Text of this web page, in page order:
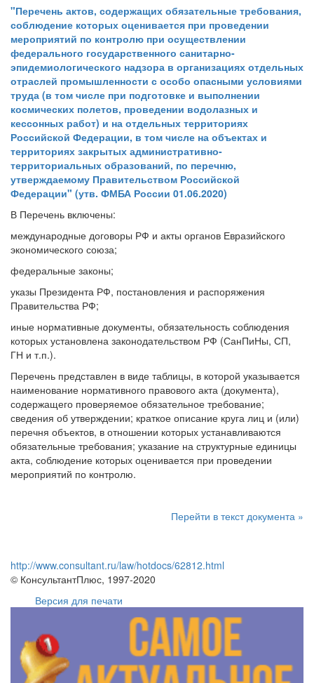
"Перечень актов, содержащих обязательные требования,
соблюдение которых оценивается при проведении
мероприятий по контролю при осуществлении
федерального государственного санитарно-
эпидемиологического надзора в организациях отдельных
отраслей промышленности с особо опасными условиями
труда (в том числе при подготовке и выполнении
космических полетов, проведении водолазных и
кессонных работ) и на отдельных территориях
Российской Федерации, в том числе на объектах и
территориях закрытых административно-
территориальных образований, по перечню,
утверждаемому Правительством Российской
Федерации" (утв. ФМБА России 01.06.2020)
В Перечень включены:
международные договоры РФ и акты органов Евразийского
экономического союза;
федеральные законы;
указы Президента РФ, постановления и распоряжения
Правительства РФ;
иные нормативные документы, обязательность соблюдения
которых установлена законодательством РФ (СанПиНы, СП,
ГН и т.п.).
Перечень представлен в виде таблицы, в которой указывается
наименование нормативного правового акта (документа),
содержащего проверяемое обязательное требование;
сведения об утверждении; краткое описание круга лиц и (или)
перечня объектов, в отношении которых устанавливаются
обязательные требования; указание на структурные единицы
акта, соблюдение которых оценивается при проведении
мероприятий по контролю.
Перейти в текст документа »
http://www.consultant.ru/law/hotdocs/62812.html
© КонсультантПлюс, 1997-2020
Версия для печати